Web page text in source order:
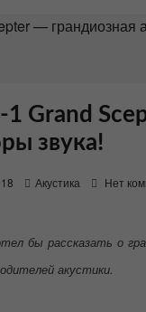
— грандиозная
1 Grand
звука!
Акустика Нет
бы рассказать о
акустики.